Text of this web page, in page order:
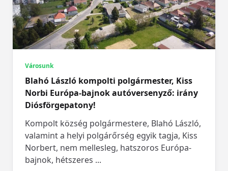
Városunk
Blahó László kompolti polgármester, Kiss
Norbi Európa-bajnok autóversenyző: irány
Diósförgepatony!
Kompolt község polgármestere, Blahó László,
valamint a helyi polgárőrség egyik tagja, Kiss
Norbert, nem mellesleg, hatszoros Európa-
bajnok, hétszeres ...